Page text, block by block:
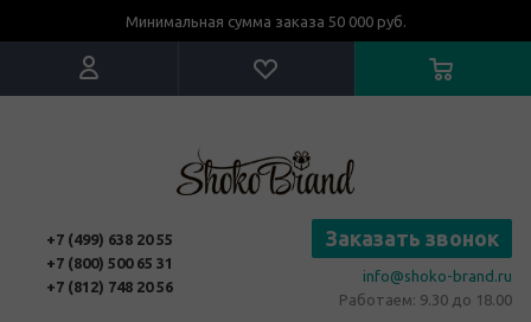
Минимальная сумма заказа 50 000 руб.
+7 (499) 638 20 55
+7 (800) 500 65 31
+7 (812) 748 20 56
Заказать звонок
info@shoko-brand.ru
Работаем: 9.30 до 18.00